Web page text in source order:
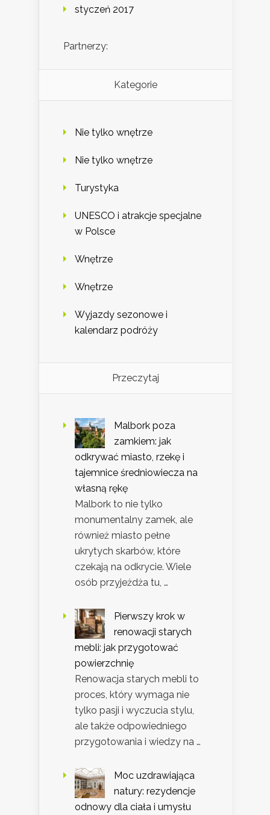
styczeń 2017
Partnerzy:
Kategorie
Nie tylko wnętrze
Nie tylko wnętrze
Turystyka
UNESCO i atrakcje specjalne
w Polsce
Wnętrze
Wnętrze
Wyjazdy sezonowe i
kalendarz podróży
Przeczytaj
Malbork poza
zamkiem: jak
odkrywać miasto, rzekę i
tajemnice średniowiecza na
własną rękę
Malbork to nie tylko
monumentalny zamek, ale
również miasto pełne
ukrytych skarbów, które
czekają na odkrycie. Wiele
osób przyjeżdża tu, …
Pierwszy krok w
renowacji starych
mebli: jak przygotować
powierzchnię
Renowacja starych mebli to
proces, który wymaga nie
tylko pasji i wyczucia stylu,
ale także odpowiedniego
przygotowania i wiedzy na …
Moc uzdrawiająca
natury: rezydencje
odnowy dla ciała i umysłu